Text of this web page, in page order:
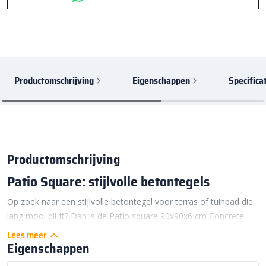
Productomschrijving Eigenschappen
Productomschrijving
Patio Square: stijlvolle betontegels
Op zoek naar een stijlvolle betontegel voor terras of tuinpad die
lang mooi blijft? Dan is de Patio square 90x90x6 cm Concrete
van
formaat zorgt voor een ruimtelijke afwerking, zowel in grote als
in kleine tuinen. Dankzij de toplaag heeft de tegel een diepere
Lees meer
Eigenschappen